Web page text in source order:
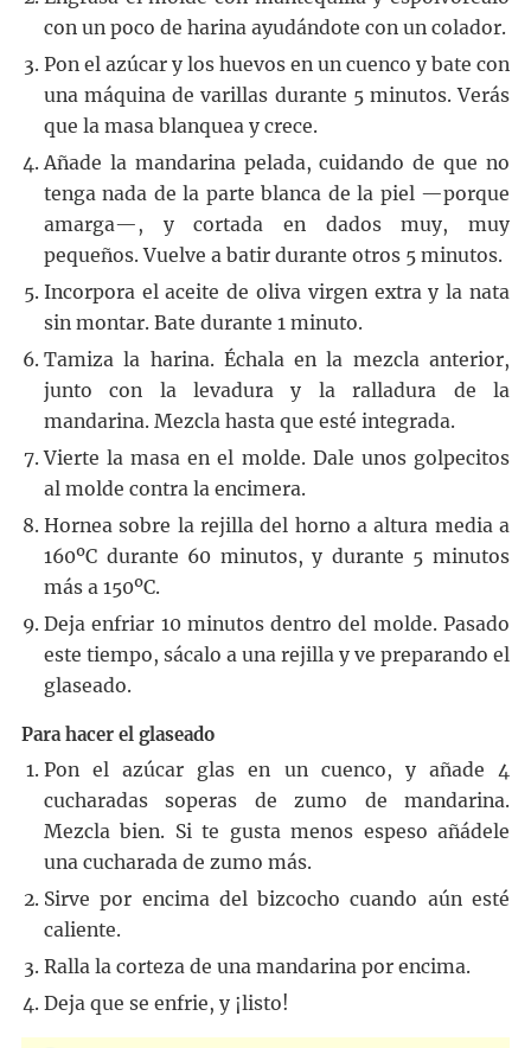
con un poco de harina ayudándote con un colador.
Pon el azúcar y los huevos en un cuenco y bate con
una máquina de varillas durante 5 minutos. Verás
que la masa blanquea y crece.
Añade la mandarina pelada, cuidando de que no
tenga nada de la parte blanca de la piel —porque
amarga—, y cortada en dados muy, muy
pequeños. Vuelve a batir durante otros 5 minutos.
Incorpora el aceite de oliva virgen extra y la nata
sin montar. Bate durante 1 minuto.
Tamiza la harina. Échala en la mezcla anterior,
junto con la levadura y la ralladura de la
mandarina. Mezcla hasta que esté integrada.
Vierte la masa en el molde. Dale unos golpecitos
al molde contra la encimera.
Hornea sobre la rejilla del horno a altura media a
160ºC durante 60 minutos, y durante 5 minutos
más a 150ºC.
Deja enfriar 10 minutos dentro del molde. Pasado
este tiempo, sácalo a una rejilla y ve preparando el
glaseado.
Para hacer el glaseado
Pon el azúcar glas en un cuenco, y añade 4
cucharadas soperas de zumo de mandarina.
Mezcla bien. Si te gusta menos espeso añádele
una cucharada de zumo más.
Sirve por encima del bizcocho cuando aún esté
caliente.
Ralla la corteza de una mandarina por encima.
Deja que se enfrie, y ¡listo!